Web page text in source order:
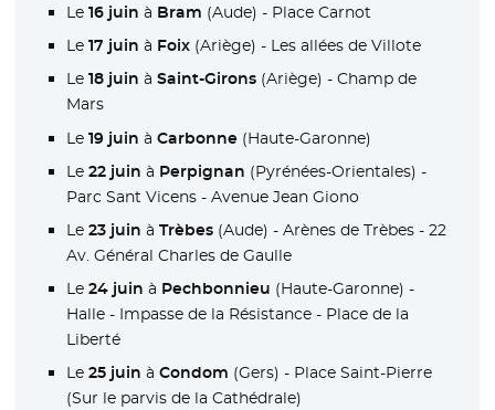
Le 16 juin à Bram (Aude) - Place Carnot
Le 17 juin à Foix(Ariège) - Les allées de Villote
Le 18 juin à Saint-Girons(Ariège) - Champ de
Mars
Le 19 juin à Carbonne(Haute-Garonne)
Le 22 juin à Perpignan (Pyrénées-Orientales) -
Parc Sant Vicens - Avenue Jean Giono
Le 23 juin à Trèbes(Aude) - Arènes de Trèbes - 22
Av. Général Charles de Gaulle
Le 24 juin à Pechbonnieu (Haute-Garonne) -
Halle - Impasse de la Résistance - Place de la
Liberté
Le 25 juin à Condom (Gers) - Place Saint-Pierre
(Sur le parvis de la Cathédrale)